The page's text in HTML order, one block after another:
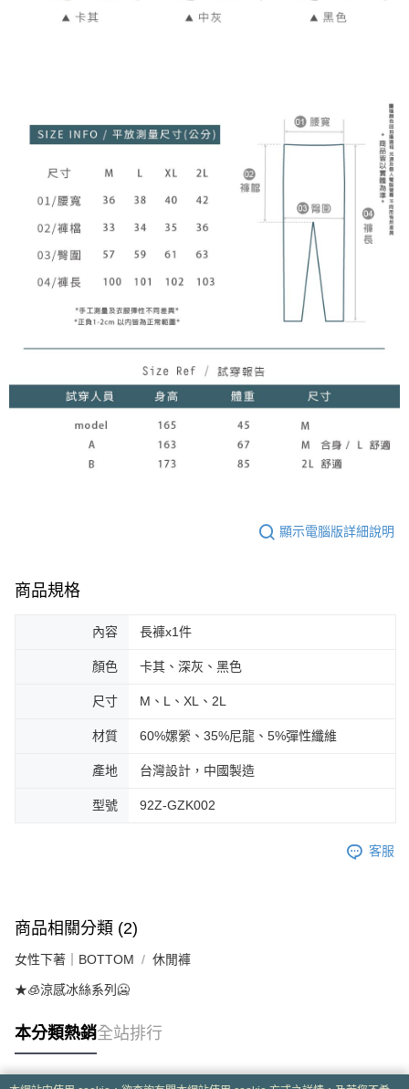
顯示電腦版詳細說明
商品規格
內容 長褲x1件
顏色 卡其、深灰、黑色
尺寸 M、L、XL、2L
材質 60%嫘縈、35%尼龍、5%彈性纖維
產地 台灣設計，中國製造
型號 92Z-GZK002
客服
商品相關分類 (2)
女性下著｜BOTTOM 休閒褲
★🧊涼感冰絲系列🥶
本分類熱銷全站排行